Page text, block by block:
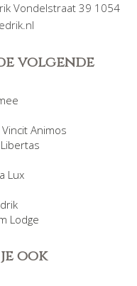
Vondelstraat 39 1054
volgende
Animos
Lux
Lodge
ook